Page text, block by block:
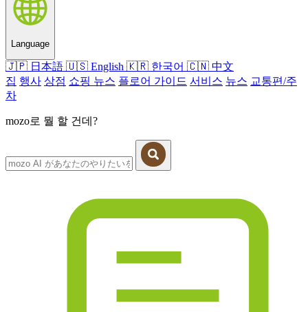
Language
🇯🇵 日本語 🇺🇸 English 🇰🇷 한국어 🇨🇳 中文
집 행사 상점 쇼핑 뉴스 플로어 가이드 서비스 뉴스 교통편/주
차
mozo로 뭘 할 건데?